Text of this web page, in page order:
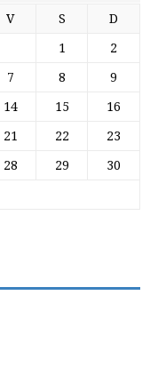
V S D
1 2
7 8 9
14 15 16
21 22 23
28 29 30